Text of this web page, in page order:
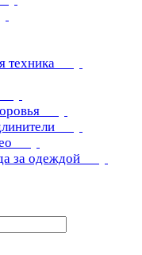
техника
за одеждой